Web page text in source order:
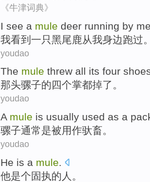
《牛津词典》
I see a mule deer running by
我看到一 只黑尾 鹿从我身边跑过
youdao
The mule threw all its four
那头骡子的四个掌都掉了 。
youdao
A mule is usually used as a
骡子通常是被用作驮畜。
youdao
He is a mule.
他是个固执的人。